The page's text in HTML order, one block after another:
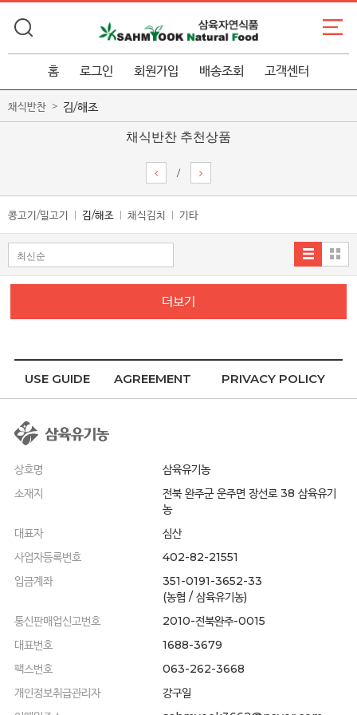
홈 로그인 회원가입 배송조회 고객센터
채식반찬 김/해조
채식반찬 추천상품
/
콩고기/밀고기 김/해조 채식김치 기타
더보기
USE GUIDE AGREEMENT PRIVACY POLICY
상호명
삼육유기농
소재지
전북 완주군 운주면 장선로 38 삼육유기
농
대표자
심산
사업자등록번호
402-82-21551
입금계좌
351-0191-3652-33
(농협 / 삼육유기농)
통신판매업신고번호
2010-전북완주-0015
대표번호
1688-3679
팩스번호
063-262-3668
개인정보취급관리자
강구일